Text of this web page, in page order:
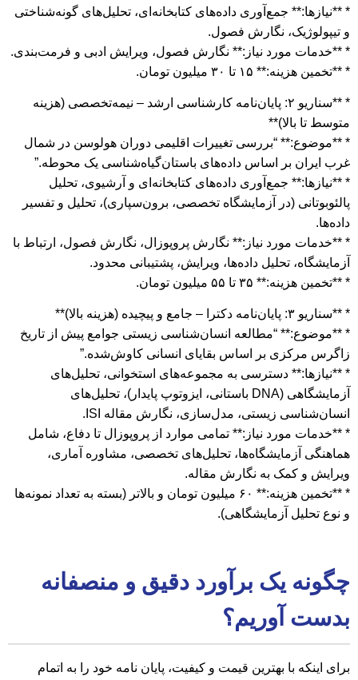
* **نیازها:** جمع‌آوری داده‌های کتابخانه‌ای، تحلیل‌های گونه‌شناختی
و تیپولوژیک، نگارش فصول.
* **خدمات مورد نیاز:** نگارش فصول، ویرایش ادبی و فرمت‌بندی.
* **تخمین هزینه:** ۱۵ تا ۳۰ میلیون تومان.
* **سناریو ۲: پایان‌نامه کارشناسی ارشد – نیمه‌تخصصی (هزینه
متوسط تا بالا)**
* **موضوع:** “بررسی تغییرات اقلیمی دوران هولوسن در شمال
غرب ایران بر اساس داده‌های باستان‌گیاه‌شناسی یک محوطه.”
* **نیازها:** جمع‌آوری داده‌های کتابخانه‌ای و آرشیوی، تحلیل
پالئوبوتانی (در آزمایشگاه تخصصی، برون‌سپاری)، تحلیل و تفسیر
داده‌ها.
* **خدمات مورد نیاز:** نگارش پروپوزال، نگارش فصول، ارتباط با
آزمایشگاه، تحلیل داده‌ها، ویرایش، پشتیبانی محدود.
* **تخمین هزینه:** ۳۵ تا ۵۵ میلیون تومان.
* **سناریو ۳: پایان‌نامه دکترا – جامع و پیچیده (هزینه بالا)**
* **موضوع:** “مطالعه انسان‌شناسی زیستی جوامع پیش از تاریخ
زاگرس مرکزی بر اساس بقایای انسانی کاوش‌شده.”
* **نیازها:** دسترسی به مجموعه‌های استخوانی، تحلیل‌های
آزمایشگاهی (DNA باستانی، ایزوتوپ پایدار)، تحلیل‌های
انسان‌شناسی زیستی، مدل‌سازی، نگارش مقاله ISI.
* **خدمات مورد نیاز:** تمامی موارد از پروپوزال تا دفاع، شامل
هماهنگی آزمایشگاه‌ها، تحلیل‌های تخصصی، مشاوره آماری،
ویرایش و کمک به نگارش مقاله.
* **تخمین هزینه:** ۶۰ میلیون تومان و بالاتر (بسته به تعداد نمونه‌ها
و نوع تحلیل آزمایشگاهی).
چگونه یک برآورد دقیق و منصفانه
بدست آوریم؟
برای اینکه با بهترین قیمت و کیفیت، پایان نامه خود را به اتمام